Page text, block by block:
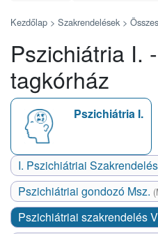
Kezdőlap > Szakrendelések >
Pszichiátria I.
tagkórház
Pszichiátria I.
Pszichiátriai gondozó Msz.
Pszichiátriai szakrendelés